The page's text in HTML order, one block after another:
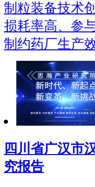
制粒装备技术
损耗率高、参
制约药厂生产
四川省广汉市
究报告